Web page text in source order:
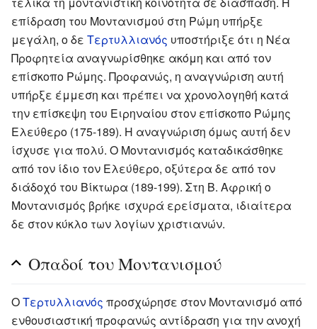
επίδραση του Μοντανισμού στη Ρώμη υπήρξε
μεγάλη, ο δε Τερτυλλιανός υποστήριξε ότι η Νέα
Προφητεία αναγνωρίσθηκε ακόμη και από τον
επίσκοπο Ρώμης. Προφανώς, η αναγνώριση αυτή
υπήρξε έμμεση και πρέπει να χρονολογηθή κατά
την επίσκεψη του Ειρηναίου στον επίσκοπο Ρώμης
Ελεύθερο (175-189). Η αναγνώριση όμως αυτή δεν
ίσχυσε για πολύ. Ο Μοντανισμός καταδικάσθηκε
από τον ίδιο τον Ελεύθερο, οξύτερα δε από τον
διάδοχό του Βίκτωρα (189-199). Στη Β. Αφρική ο
Μοντανισμός βρήκε ισχυρά ερείσματα, ιδιαίτερα
δε στον κύκλο των λογίων χριστιανών.
Οπαδοί του Μοντανισμού
ΟΤερτυλλιανός προσχώρησε στον Μοντανισμό από
ενθουσιαστική προφανώς αντίδραση για την ανοχή